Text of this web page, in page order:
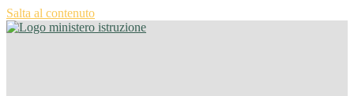
Salta al contenuto